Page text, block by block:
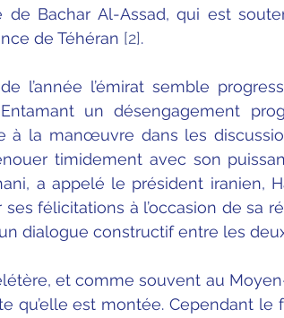
de Bachar Al-Assad, qui est
de Téhéran [2].
l’année l’émirat semble
Entamant un désengagement
à la manœuvre dans les
timidement avec son
a appelé le président iranien,
félicitations à l’occasion de sa
dialogue constructif entre les
et comme souvent au
qu’elle est montée. Cependant